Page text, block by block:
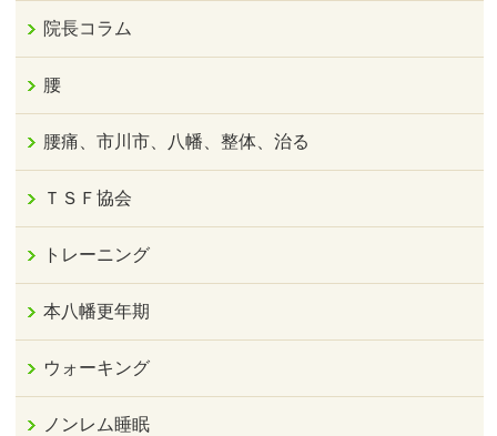
院長コラム
腰
腰痛、市川市、八幡、整体、治る
ＴＳＦ協会
トレーニング
本八幡更年期
ウォーキング
ノンレム睡眠